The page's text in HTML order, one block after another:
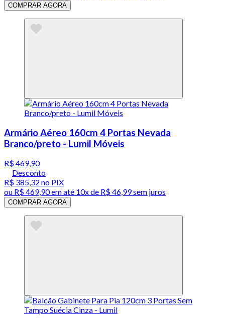
COMPRAR AGORA
Armário Aéreo 160cm 4 Portas Nevada
Branco/preto - Lumil Móveis
R$ 469,90
Desconto
R$ 385,32 no PIX
ou R$ 469,90em até 10x de R$ 46,99 sem juros
COMPRAR AGORA